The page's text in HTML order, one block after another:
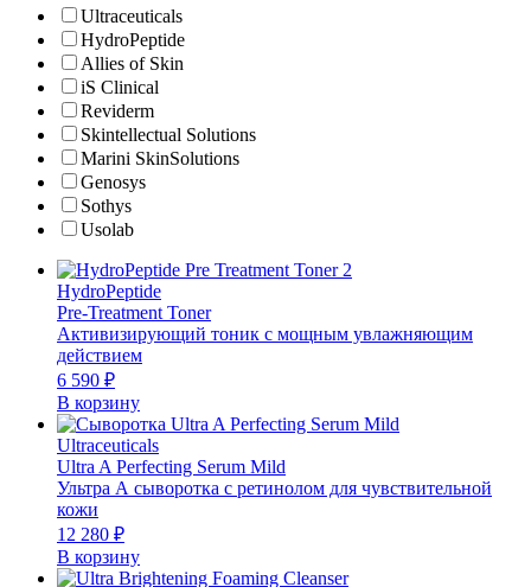
Ultraceuticals
HydroPeptide
Allies of Skin
iS Clinical
Reviderm
Skintellectual Solutions
Marini SkinSolutions
Genosys
Sothys
Usolab
HydroPeptide
Pre-Treatment Toner
Активизирующий тоник с мощным увлажняющим
действием
6 590 ₽
В корзину
Ultraceuticals
Ultra A Perfecting Serum Mild
Ультра А сыворотка с ретинолом для чувствительной
кожи
12 280 ₽
В корзину